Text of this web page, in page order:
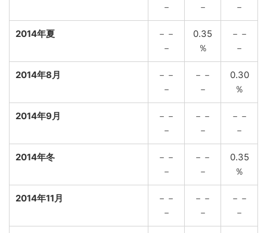
－
－
－
2014年夏
－－
－
0.35
％
－－
－
2014年8月
－－
－
－－
－
0.30
％
2014年9月
－－
－
－－
－
－－
－
2014年冬
－－
－
－－
－
0.35
％
2014年11月
－－
－
－－
－
－－
－